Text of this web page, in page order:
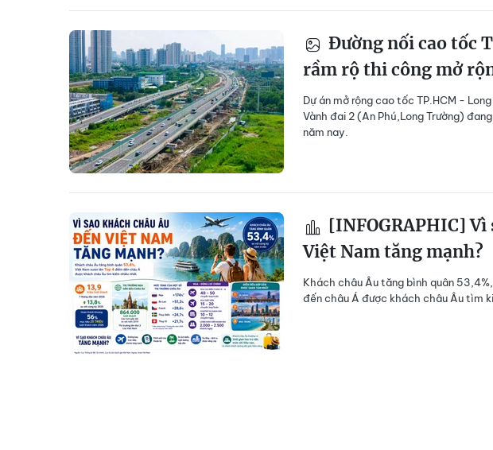
Đường nối cao tốc
rầm rộ thi công mở
Dự án mở rộng cao tốc TP.HCM -
Vành đai 2 (An Phú,Long Trường)
năm nay.
[INFOGRAPHIC] Vì
Việt Nam tăng mạnh?
Khách châu Âu tăng bình quân
đến châu Á được khách châu Âu tìm